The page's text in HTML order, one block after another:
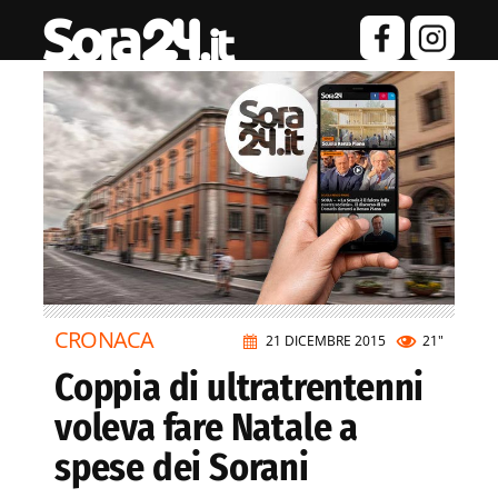
21 DICEMBRE 2015 21"
CRONACA
Coppia di ultratrentenni
voleva fare Natale a
spese dei Sorani